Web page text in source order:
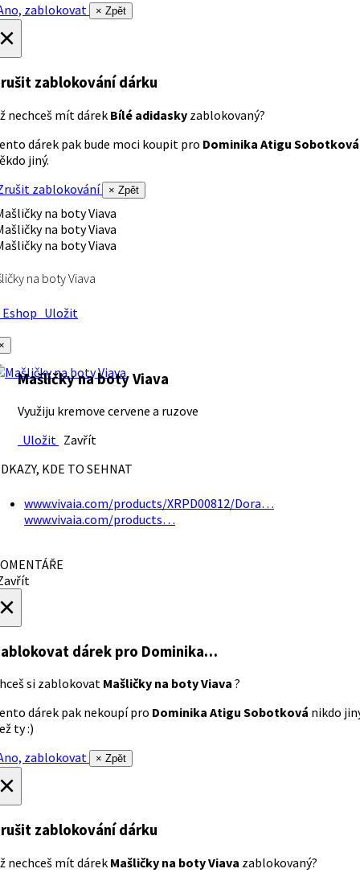
zablokovat
× Zpět
zablokování dárku
nechceš mít dárek Bílé adidasky zablokovaný?
dárek pak bude moci koupit pro Dominika Atigu Sobotková
jiný.
zablokování
× Zpět
na boty Viava
Uložit
Mašličky na boty Viava
Využiju kremove cervene a ruzove
Uložit Zavřít
KDE TO SEHNAT
www.vivaia.com/products/XRPD00812/Dora…
www.vivaia.com/products…
dárek pro Dominika…
si zablokovat Mašličky na boty Viava ?
dárek pak nekoupí pro Dominika Atigu Sobotková nikdo
ty :)
zablokovat
× Zpět
zablokování dárku
nechceš mít dárek Mašličky na boty Viava zablokovaný?